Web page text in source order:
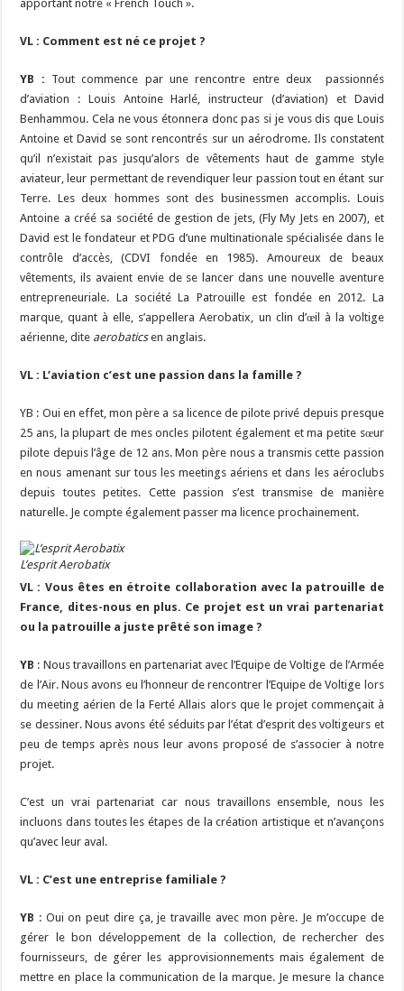
apportant notre « French Touch ».
VL : Comment est né ce projet ?
YB : Tout commence par une rencontre entre deux passionnés
d’aviation : Louis Antoine Harlé, instructeur (d’aviation) et David
Benhammou. Cela ne vous étonnera donc pas si je vous dis que Louis
Antoine et David se sont rencontrés sur un aérodrome. Ils constatent
qu’il n’existait pas jusqu’alors de vêtements haut de gamme style
aviateur, leur permettant de revendiquer leur passion tout en étant sur
Terre. Les deux hommes sont des businessmen accomplis. Louis
Antoine a créé sa société de gestion de jets, (Fly My Jets en 2007), et
David est le fondateur et PDG d’une multinationale spécialisée dans le
contrôle d’accès, (CDVI fondée en 1985). Amoureux de beaux
vêtements, ils avaient envie de se lancer dans une nouvelle aventure
entrepreneuriale. La société La Patrouille est fondée en 2012. La
marque, quant à elle, s’appellera Aerobatix, un clin d’œil à la voltige
aérienne, dite aerobaticsen anglais.
VL : L’aviation c’est une passion dans la famille ?
YB : Oui en effet, mon père a sa licence de pilote privé depuis presque
25 ans, la plupart de mes oncles pilotent également et ma petite sœur
pilote depuis l’âge de 12 ans. Mon père nous a transmis cette passion
en nous amenant sur tous les meetings aériens et dans les aéroclubs
depuis toutes petites. Cette passion s’est transmise de manière
naturelle. Je compte également passer ma licence prochainement.
L’esprit Aerobatix
VL : Vous êtes en étroite collaboration avec la patrouille de
France, dites-nous en plus. Ce projet est un vrai partenariat
ou la patrouille a juste prêté son image ?
YB : Nous travaillons en partenariat avec l’Equipe de Voltige de l’Armée
de l’Air. Nous avons eu l’honneur de rencontrer l’Equipe de Voltige lors
du meeting aérien de la Ferté Allais alors que le projet commençait à
se dessiner. Nous avons été séduits par l’état d’esprit des voltigeurs et
peu de temps après nous leur avons proposé de s’associer à notre
projet.
C’est un vrai partenariat car nous travaillons ensemble, nous les
incluons dans toutes les étapes de la création artistique et n’avançons
qu’avec leur aval.
VL : C’est une entreprise familiale ?
YB : Oui on peut dire ça, je travaille avec mon père. Je m’occupe de
gérer le bon développement de la collection, de rechercher des
fournisseurs, de gérer les approvisionnements mais également de
mettre en place la communication de la marque. Je mesure la chance